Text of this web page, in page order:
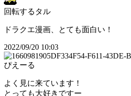
回転するタル
ドラクエ漫画、とても面白い！
2022/09/20 10:03
ぴえーる
よく見に来ています！
とっても大好きですー